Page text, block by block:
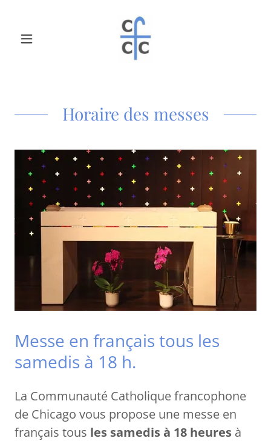
Horaire des messes
Messe en français tous les
samedis à 18 h.
La Communauté Catholique francophone
de Chicago vous propose une messe en
français tous les samedis à 18 heures à